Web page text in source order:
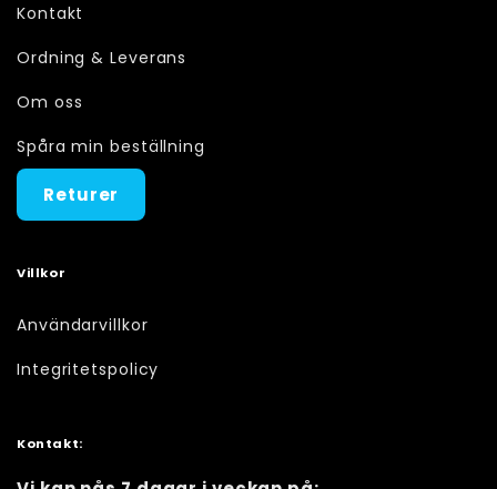
Kontakt
Ordning & Leverans
Om oss
Spåra min beställning
Returer
Villkor
Användarvillkor
Integritetspolicy
Kontakt: